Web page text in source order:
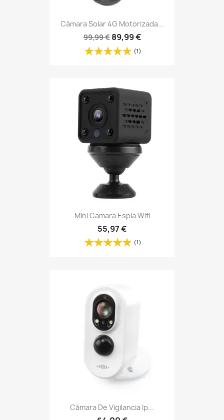
Cámara Solar 4G Motorizada...
99,99 € 89,99 €
(1)
Mini Camara Espia Wifi
55,97 €
(1)
Cámara De Vigilancia Ip...